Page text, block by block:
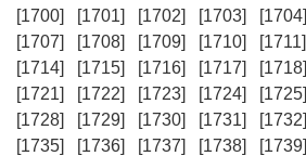
[1700]
[1701] [1702] [1703] [1704]
[1707]
[1708] [1709] [1710] [1711]
[1714]
[1715] [1716] [1717] [1718]
[1721]
[1722] [1723] [1724] [1725]
[1728]
[1729] [1730] [1731] [1732]
[1735]
[1736] [1737] [1738] [1739]